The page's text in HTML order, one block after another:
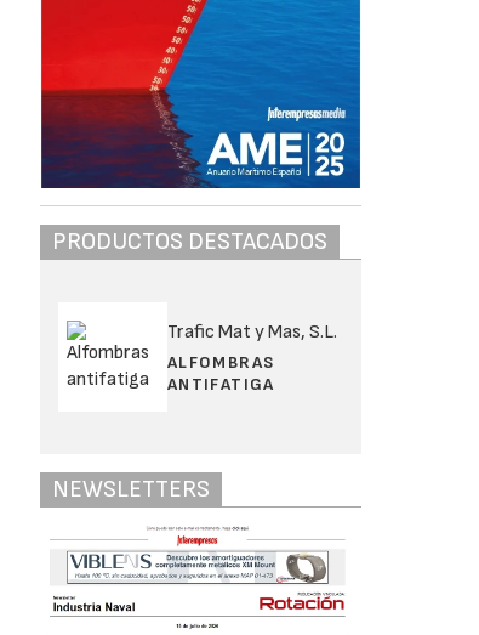
PRODUCTOS DESTACADOS
Trafic Mat y Mas, S.L.
ALFOMBRAS
ANTIFATIGA
NEWSLETTERS